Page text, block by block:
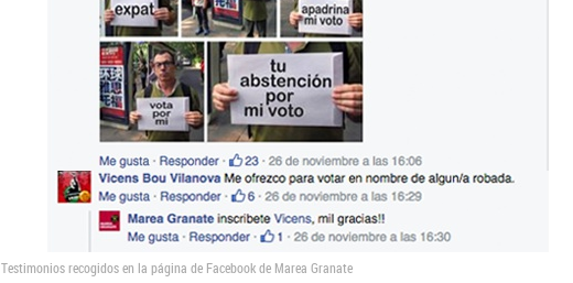
Testimonios recogidos en la página de Facebook de Marea Granate